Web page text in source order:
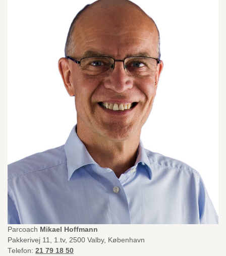
Parcoach Mikael Hoffmann
Pakkerivej 11, 1.tv, 2500 Valby, København
Telefon: 21 79 18 50